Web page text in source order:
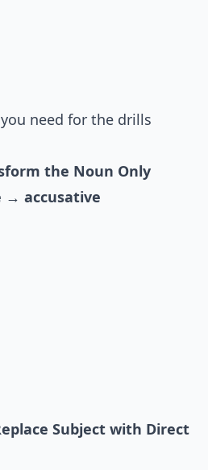
need for the drills
the Noun Only
→ accusative
Subject with Direct